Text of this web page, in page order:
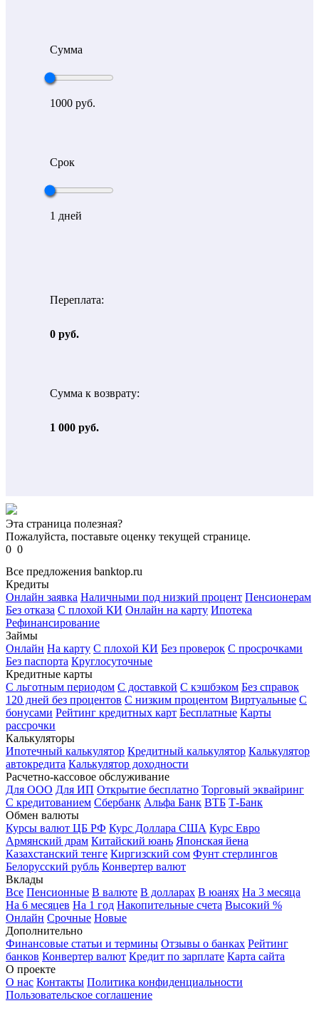
Сумма
1000 руб.
Срок
1 дней
Переплата:
0 руб.
Сумма к возврату:
1 000 руб.
Эта страница полезная?
Пожалуйста, поставьте оценку текущей странице.
0 0
Все предложения banktop.ru
Кредиты
Онлайн заявка Наличными под низкий процент Пенсионерам
Без отказа С плохой КИ Онлайн на карту Ипотека
Рефинансирование
Займы
Онлайн На карту С плохой КИ Без проверок С просрочками
Без паспорта Круглосуточные
Кредитные карты
С льготным периодом С доставкой С кэшбэком Без справок
120 дней без процентов С низким процентом Виртуальные С
бонусами Рейтинг кредитных карт Бесплатные Карты
рассрочки
Калькуляторы
Ипотечный калькулятор Кредитный калькулятор Калькулятор
автокредита Калькулятор доходности
Расчетно-кассовое обслуживание
Для ООО Для ИП Открытие бесплатно Торговый эквайринг
С кредитованием Сбербанк Альфа Банк ВТБ Т-Банк
Обмен валюты
Курсы валют ЦБ РФ Курс Доллара США Курс Евро
Армянский драм Китайский юань Японская йена
Казахстанский тенге Киргизский сом Фунт стерлингов
Белорусский рубль Конвертер валют
Вклады
Все Пенсионные В валюте В долларах В юанях На 3 месяца
На 6 месяцев На 1 год Накопительные счета Высокий %
Онлайн Срочные Новые
Дополнительно
Финансовые статьи и термины Отзывы о банках Рейтинг
банков Конвертер валют Кредит по зарплате Карта сайта
О проекте
О нас Контакты Политика конфиденциальности
Пользовательское соглашение